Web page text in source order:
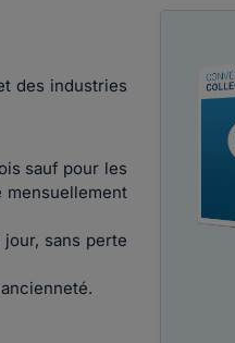
des industries
sauf pour les
mensuellement
sans perte